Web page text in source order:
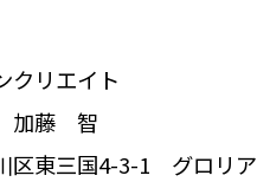
リエイト
加藤 智
東三国4-3-1 グロリア